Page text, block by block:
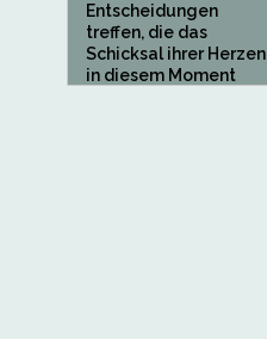
Entscheidungen
treffen, die das
Schicksal ihrer Herzen
in diesem Moment